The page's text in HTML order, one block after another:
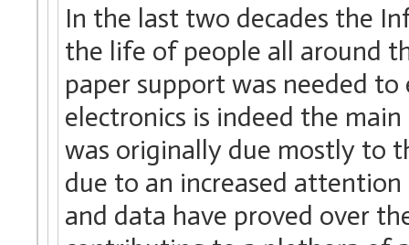
In the last two decades the
the life of people all around
paper support was needed
electronics is indeed the
was originally due mostly to
due to an increased
and data have proved over